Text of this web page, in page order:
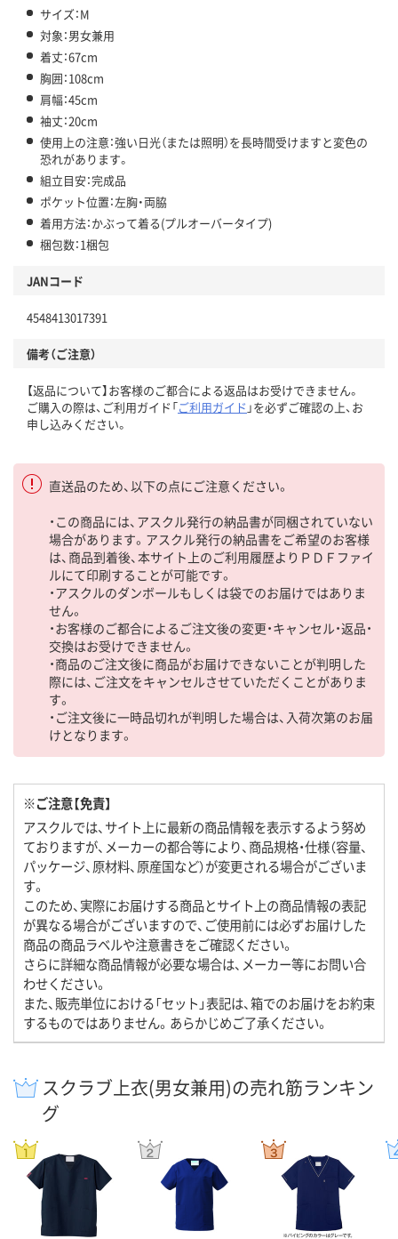
サイズ：M
対象：男女兼用
着丈：67cm
胸囲：108cm
肩幅：45cm
袖丈：20cm
使用上の注意：強い日光（または照明）を長時間受けますと変色の
恐れがあります。
組立目安：完成品
ポケット位置：左胸・両脇
着用方法：かぶって着る(プルオーバータイプ)
梱包数：1梱包
JANコード
4548413017391
備考（ご注意）
【返品について】お客様のご都合による返品はお受けできません。
ご購入の際は、ご利用ガイド「ご利用ガイド 」を必ずご確認の上、お
申し込みください。
直送品のため、以下の点にご注意ください。
・この商品には、アスクル発行の納品書が同梱されていない
場合があります。アスクル発行の納品書をご希望のお客様
は、商品到着後、本サイト上のご利用履歴よりＰＤＦファイ
ルにて印刷することが可能です。
・アスクルのダンボールもしくは袋でのお届けではありま
せん。
・お客様のご都合によるご注文後の変更・キャンセル・返品・
交換はお受けできません。
・商品のご注文後に商品がお届けできないことが判明した
際には、ご注文をキャンセルさせていただくことがありま
す。
・ご注文後に一時品切れが判明した場合は、入荷次第のお届
けとなります。
※ご注意【免責】
アスクルでは、サイト上に最新の商品情報を表示するよう努め
ておりますが、メーカーの都合等により、商品規格・仕様（容量、
パッケージ、原材料、原産国など）が変更される場合がございま
す。
このため、実際にお届けする商品とサイト上の商品情報の表記
が異なる場合がございますので、ご使用前には必ずお届けした
商品の商品ラベルや注意書きをご確認ください。
さらに詳細な商品情報が必要な場合は、メーカー等にお問い合
わせください。
また、販売単位における「セット」表記は、箱でのお届けをお約束
するものではありません。あらかじめご了承ください。
スクラブ上衣(男女兼用)の売れ筋ランキン
グ